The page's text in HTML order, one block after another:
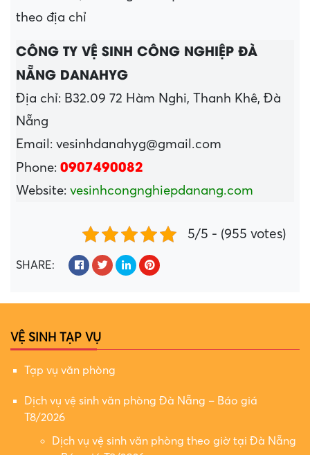
theo địa chỉ
CÔNG TY VỆ SINH CÔNG NGHIỆP ĐÀ
NẴNG DANAHYG
Địa chỉ: B32.09 72 Hàm Nghi, Thanh Khê, Đà
Nẵng
Email: vesinhdanahyg@gmail.com
Phone: 0907490082
Website: vesinhcongnghiepdanang.com
5/5 - (955 votes)
SHARE:
VỆ SINH TẠP VỤ
Tạp vụ văn phòng
Dịch vụ vệ sinh văn phòng Đà Nẵng – Báo giá
T8/2026
Dịch vụ vệ sinh văn phòng theo giờ tại Đà Nẵng